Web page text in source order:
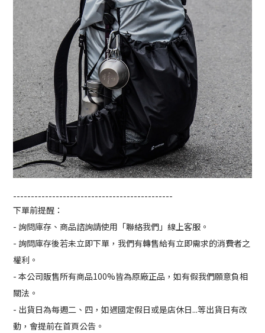
---------------------------------------------
下單前提醒：
- 詢問庫存、商品諮詢請使用「聯絡我們」線上客服。
- 詢問庫存後若未立即下單，我們有轉售給有立即需求的消費者之
權利。
- 本公司販售所有商品100%皆為原廠正品，如有假我們願意負相
關法。
- 出貨日為每週二、四，如遇國定假日或是店休日...等出貨日有改
動，會提前在首頁公告。